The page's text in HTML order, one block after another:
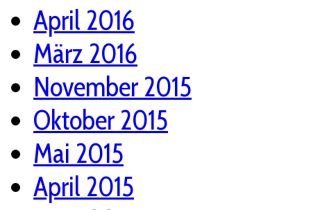
April 2016
März 2016
November 2015
Oktober 2015
Mai 2015
April 2015